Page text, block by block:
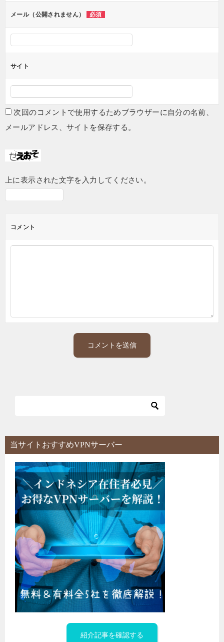
メール（公開されません） 必須
サイト
次回のコメントで使用するためブラウザーに自分の名前、
メールアドレス、サイトを保存する。
上に表示された文字を入力してください。
コメント
当サイトおすすめVPNサーバー
紹介記事を確認する